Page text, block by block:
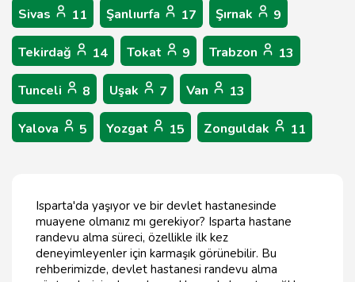
Sivas 11 Şanlıurfa 17 Şırnak 9
Tekirdağ 14 Tokat 9 Trabzon 13
Tunceli 8 Uşak 7 Van 13
Yalova 5 Yozgat 15 Zonguldak 11
Isparta'da yaşıyor ve bir devlet hastanesinde
muayene olmanız mı gerekiyor? Isparta hastane
randevu alma süreci, özellikle ilk kez
deneyimleyenler için karmaşık görünebilir. Bu
rehberimizde, devlet hastanesi randevu alma